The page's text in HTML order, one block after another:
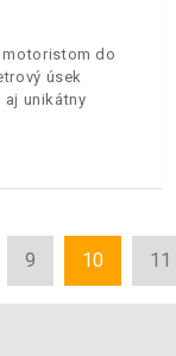
do
úsek
unikátny
9 10 11